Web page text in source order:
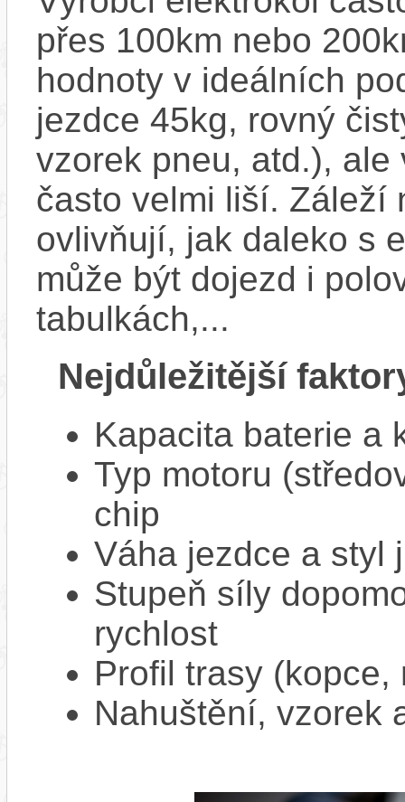
přes 100km nebo
hodnoty v ideálních
jezdce 45kg, rovný
vzorek pneu, atd.),
často velmi liší. Záleží
ovlivňují, jak daleko s
může být dojezd i
tabulkách,...
Nejdůležitější
Kapacita baterie a
Typ motoru
chip
Váha jezdce a styl
Stupeň síly
rychlost
Profil trasy
Nahuštění, vzorek